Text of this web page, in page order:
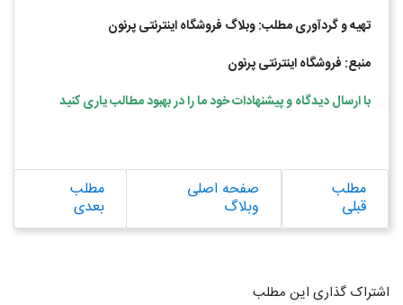
تهیه و گردآوری مطلب: وبلاگ فروشگاه اینترنتی پرنون
منبع: فروشگاه اینترنتی پرنون
با ارسال دیدگاه و پیشنهادات خود ما را در بهبود مطالب یاری کنید
مطلب
قبلی
صفحه اصلی
وبلاگ
مطلب
بعدی
اشتراک گذاری این مطلب